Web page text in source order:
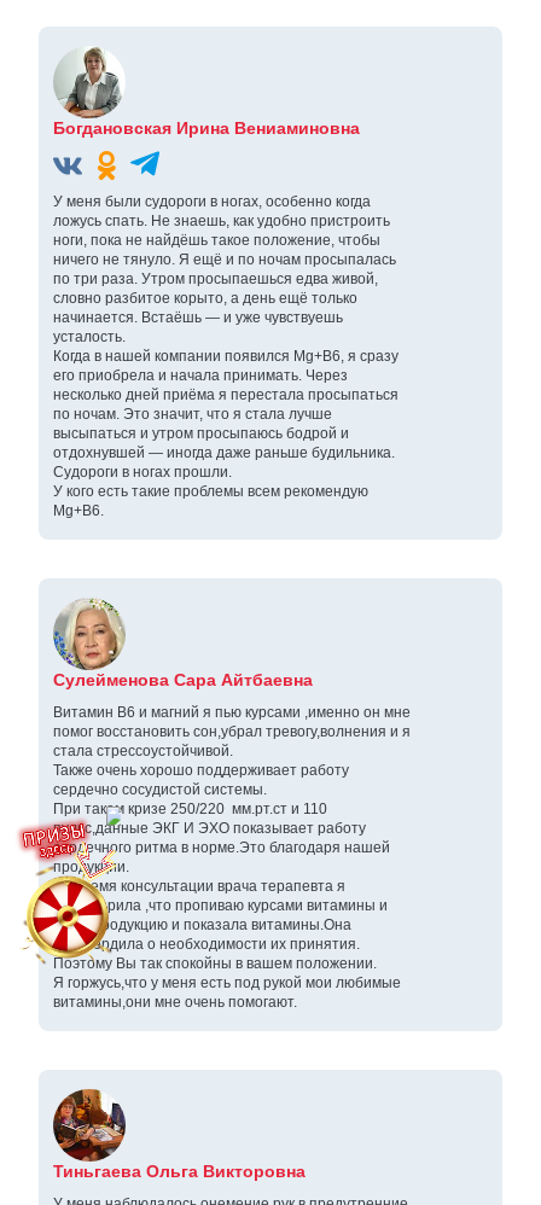
Богдановская Ирина Вениаминовна
У меня были судороги в ногах, особенно когда
ложусь спать. Не знаешь, как удобно пристроить
ноги, пока не найдёшь такое положение, чтобы
ничего не тянуло. Я ещё и по ночам просыпалась
по три раза. Утром просыпаешься едва живой,
словно разбитое корыто, а день ещё только
начинается. Встаёшь — и уже чувствуешь
усталость.
Когда в нашей компании появился Mg+B6, я сразу
его приобрела и начала принимать. Через
несколько дней приёма я перестала просыпаться
по ночам. Это значит, что я стала лучше
высыпаться и утром просыпаюсь бодрой и
отдохнувшей — иногда даже раньше будильника.
Судороги в ногах прошли.
У кого есть такие проблемы всем рекомендую
Mg+B6.
Сулейменова Сара Айтбаевна
Витамин В6 и магний я пью курсами ,именно он мне
помог восстановить сон,убрал тревогу,волнения и я
стала стрессоустойчивой.
Также очень хорошо поддерживает работу
сердечно сосудистой системы.
При таком кризе 250/220 мм.рт.ст и 110
пульс,данные ЭКГ И ЭХО показывает работу
сердечного ритма в норме.Это благодаря нашей
продукции.
Во время консультации врача терапевта я
проговорила ,что пропиваю курсами витамины и
нашу продукцию и показала витамины.Она
подтвердила о необходимости их принятия.
Поэтому Вы так спокойны в вашем положении.
Я горжусь,что у меня есть под рукой мои любимые
витамины,они мне очень помогают.
Тиньгаева Ольга Викторовна